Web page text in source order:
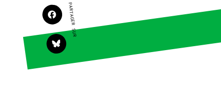
Transmettre tout
ou partie de son
patrimoine
Télécharger
gratuitement les
guides éco-citoyens
PARTAGER SUR